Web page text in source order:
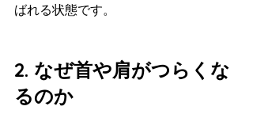
ばれる状態です。
2. なぜ首や肩がつらくな
るのか